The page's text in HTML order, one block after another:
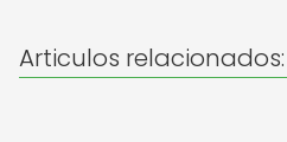
Articulos relacionados: